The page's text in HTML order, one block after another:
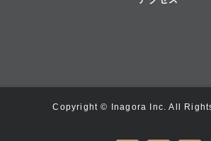
Copyright © Inagora Inc. All